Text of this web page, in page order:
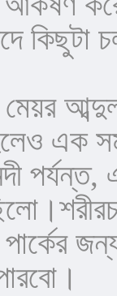
কিছুটা
এক
পর্যন্ত,
পার্কের